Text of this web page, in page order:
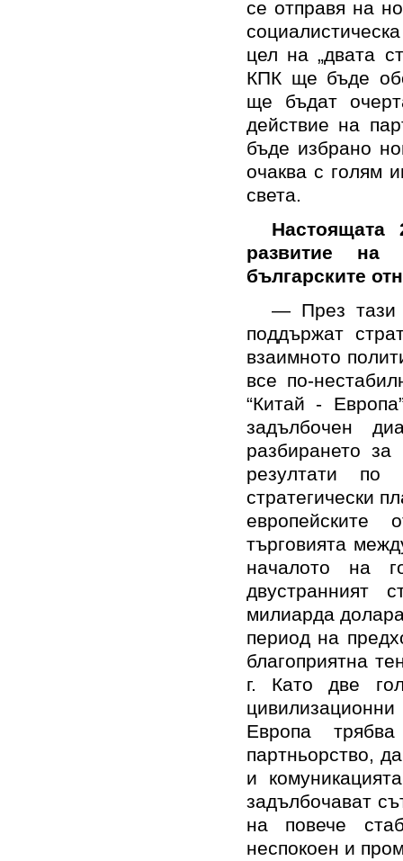
се отправя на
цел на „двата
КПК ще бъде
ще бъдат
действие на
бъде избрано
очаква с голям
света.
развитие на
българските
— През тази
поддържат
взаимното
все по-
“Китай -
задълбочен
разбирането за
резултати по
стратегически
европейските
търговията
началото на
двустранният
милиарда
период на
благоприятна
г. Като две
Европа
партньорство,
и
задълбочават
на повече
неспокоен и